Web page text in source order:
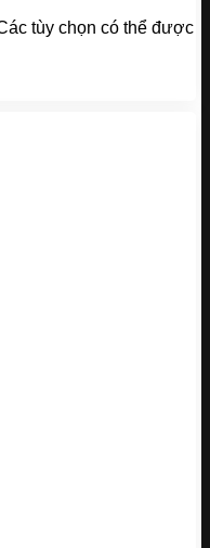
tùy chọn có thể được